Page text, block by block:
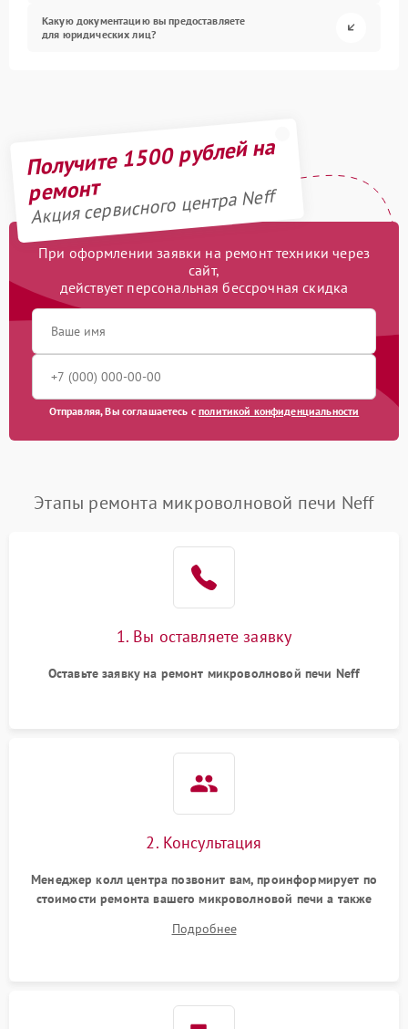
Какую документацию вы предоставляете
для юридических лиц?
Получите 1500 рублей на
ремонт
Акция сервисного центра Neff
При оформлении заявки на ремонт техники через
сайт,
действует персональная бессрочная скидка
Отправляя, Вы соглашаетесь сполитикой конфиденциальности
Этапы ремонта микроволновой печи Neff
1. Вы оставляете заявку
Оставьте заявку на ремонт микроволновой печи Neff
2. Консультация
Менеджер колл центра позвонит вам, проинформирует по
стоимости ремонта вашего микроволновой печи а также
Подробнее